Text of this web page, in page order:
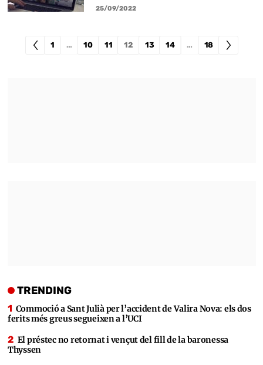
25/09/2022
1 … 10 11 12 13 14 … 18
TRENDING
Commoció a Sant Julià per l’accident de Valira Nova: els dos
ferits més greus segueixen a l’UCI
El préstec no retornat i vençut del fill de la baronessa
Thyssen